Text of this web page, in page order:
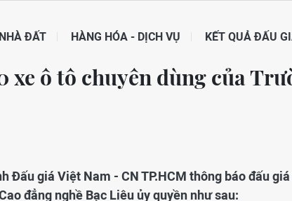
NHÀ ĐẤT HÀNG HÓA - DỊCH VỤ KẾT QUẢ ĐẤU
xe ô tô chuyên dùng của
Đấu giá Việt Nam - CN TP.HCM thông báo đấu
đẳng nghề Bạc Liêu ủy quyền như sau: